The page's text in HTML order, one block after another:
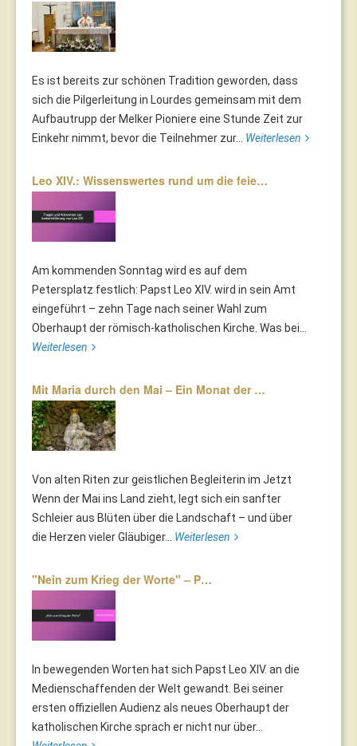
Es ist bereits zur schönen Tradition geworden, dass
sich die Pilgerleitung in Lourdes gemeinsam mit dem
Aufbautrupp der Melker Pioniere eine Stunde Zeit zur
Einkehr nimmt, bevor die Teilnehmer zur... Weiterlesen
Leo XIV.: Wissenswertes rund um die feie…
Am kommenden Sonntag wird es auf dem
Petersplatz festlich: Papst Leo XIV. wird in sein Amt
eingeführt – zehn Tage nach seiner Wahl zum
Oberhaupt der römisch-katholischen Kirche. Was bei...
Weiterlesen
Mit Maria durch den Mai – Ein Monat der …
Von alten Riten zur geistlichen Begleiterin im Jetzt
Wenn der Mai ins Land zieht, legt sich ein sanfter
Schleier aus Blüten über die Landschaft – und über
die Herzen vieler Gläubiger... Weiterlesen
"Nein zum Krieg der Worte" – P…
In bewegenden Worten hat sich Papst Leo XIV. an die
Medienschaffenden der Welt gewandt. Bei seiner
ersten offiziellen Audienz als neues Oberhaupt der
katholischen Kirche sprach er nicht nur über...